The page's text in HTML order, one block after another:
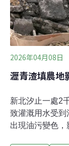
2026年04月08日
瀝青渣填農地
新北汐止一處2
致灌溉用水受
出現油污變色